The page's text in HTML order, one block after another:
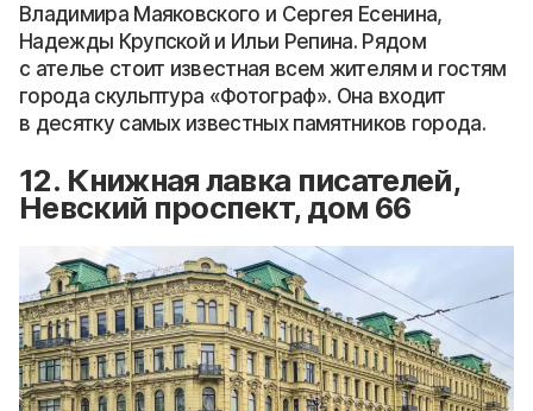
Владимира Маяковского и Сергея Есенина,
Надежды Крупской и Ильи Репина. Рядом
с ателье стоит известная всем жителям и гостям
города скульптура «Фотограф». Она входит
в десятку самых известных памятников города.
12. Книжная лавка писателей,
Невский проспект, дом 66